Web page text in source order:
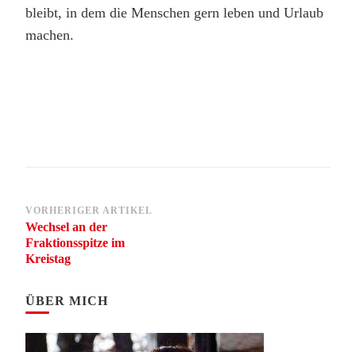
bleibt, in dem die Menschen gern leben und Urlaub
machen.
Beitragsnavigation
VORHERIGER ARTIKEL
Wechsel an der
Fraktionsspitze im
Kreistag
ÜBER MICH